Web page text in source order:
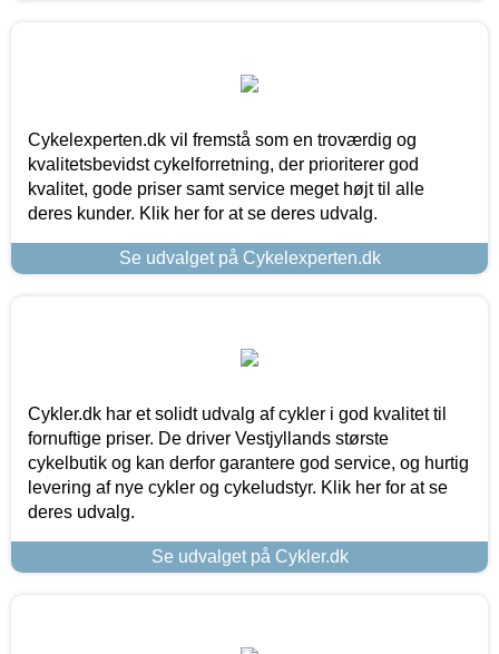
Cykelexperten.dk vil fremstå som en troværdig og
kvalitetsbevidst cykelforretning, der prioriterer god
kvalitet, gode priser samt service meget højt til alle
deres kunder. Klik her for at se deres udvalg.
Se udvalget på Cykelexperten.dk
Cykler.dk har et solidt udvalg af cykler i god kvalitet til
fornuftige priser. De driver Vestjyllands største
cykelbutik og kan derfor garantere god service, og hurtig
levering af nye cykler og cykeludstyr. Klik her for at se
deres udvalg.
Se udvalget på Cykler.dk